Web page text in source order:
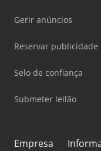
Gerir anúncios
Reservar publicidade
Selo de confiança
Submeter leilão
Empresa